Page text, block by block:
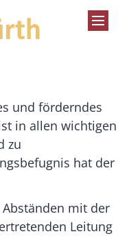
und förderndes
in allen wichtigen
zu
hat der
mit der
Leitung